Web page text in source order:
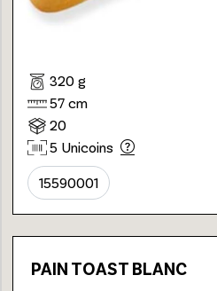
320 g
57 cm
20
5 Unicoins
15590001
PAIN TOAST BLANC